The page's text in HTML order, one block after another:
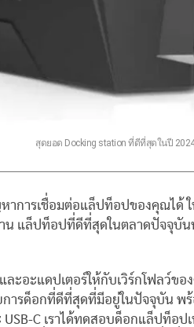
สุดยอด Docking station ที่ดีที่สุดในปี
าการเชื่อมต่อแล็ปท็อปของคุณได้
น แล็ปท็อปที่ดีที่สุดในตลาดปัจจุบัน
ะอะแดปเตอร์ให้กับเวิร์กโฟลว์ข
ารด็อกที่ดีที่สุดที่มีอยู่ในปัจจุบัน พร้
C เราได้ทดสอบด็อกแล็ปท็อ